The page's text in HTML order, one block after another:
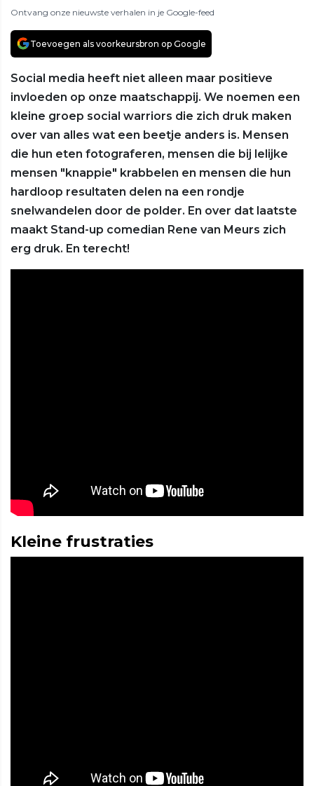
Ontvang onze nieuwste verhalen in je Google-feed
Toevoegen als voorkeursbron op Google
Social media heeft niet alleen maar positieve
invloeden op onze maatschappij. We noemen een
kleine groep social warriors die zich druk maken
over van alles wat een beetje anders is. Mensen
die hun eten fotograferen, mensen die bij lelijke
mensen "knappie" krabbelen en mensen die hun
hardloop resultaten delen na een rondje
snelwandelen door de polder. En over dat laatste
maakt Stand-up comedian Rene van Meurs zich
erg druk. En terecht!
Kleine frustraties